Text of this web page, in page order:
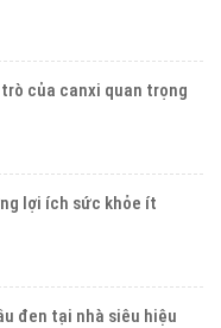
của canxi quan trọng
lợi ích sức khỏe ít
đen tại nhà siêu hiệu